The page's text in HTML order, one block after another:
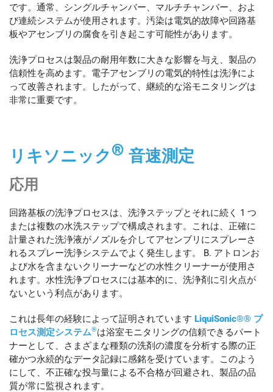
です。通常、シングルチャンバー、マルチチャンバー、およ
び連続システムが使用されます。汚染は電気的故障や回路基
板やアセンブリの腐食を引き起こす可能性があります。
洗浄プロセスは製品の耐用年数に大きな影響を与え、製品の
信頼性を高めます。電子アセンブリの電気的特性は洗浄によ
って改善されます。したがって、継続的な浴モニタリングは
非常に重要です。
リキソニック® 音速測定
応用
回路基板の洗浄プロセスは、洗浄ステップとそれに続く 1 つ
または複数の水洗ステップで構成されます。これは、正確に
計量された洗浄液がノズルを介してアセンブリにスプレーさ
れるスプレー洗浄システムでよく発生します。 B. アトロンお
よび水を含まないクリーナーなどの水性クリーナーが使用さ
れます。水性洗浄プロセスには基本的に、洗浄剤に引火点が
ないという利点があります。
これは長年の経験によって証明されています LiquiSonic®® プ
ロセス測定システム®は浴室モニタリングの信頼できるパート
ナーとして、さまざまな種類の洗剤の濃度を分析する際の正
確かつ永続的なデータ記録に感銘を受けています。このよう
にして、不正確な投与量による不合格が回避され、製品の品
質が常に監視されます。